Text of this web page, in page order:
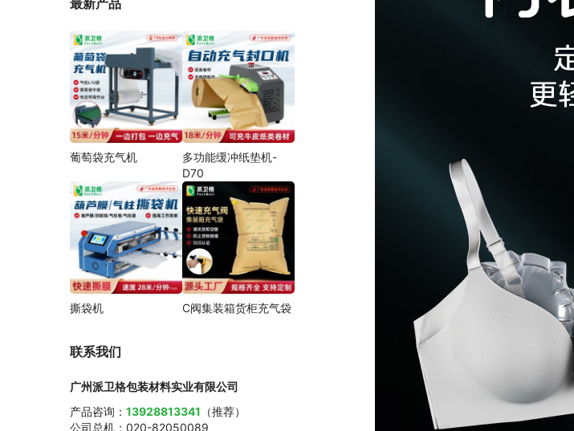
最新产品
葡萄袋充气机
多功能缓冲纸垫机-
D70
撕袋机 C阀集装箱货柜充气袋
联系我们
广州派卫格包装材料实业有限公司
产品咨询： 13928813341 （推荐）
公司总机：020-82050089